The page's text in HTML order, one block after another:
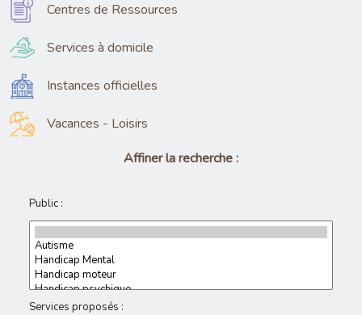
Centres de Ressources
Services à domicile
Instances officielles
Vacances - Loisirs
Affiner la recherche :
Public :
Services proposés :